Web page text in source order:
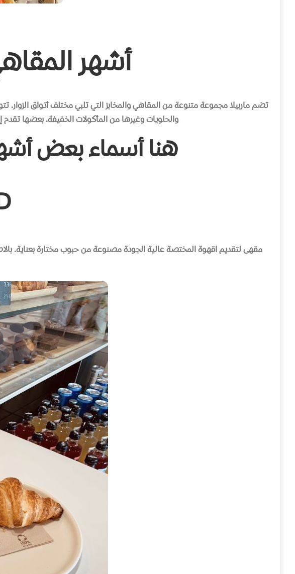
أشهر
تضم ماربيلا مجموعة متنوعة من المقاهي والمخابز التي تلبي مختلف أذواق الزوار.
والحلويات وغيرها من المأكولات الخفيفة. بعضها تقدم
هنا أسماء بعض
مقهى لتقديم اقهوة المختصة عالية الجودة مصنوعة من حبوب مختارة بعناية.